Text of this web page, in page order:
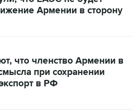
Армении в сторону
что членство Армении в
при сохранении
в РФ